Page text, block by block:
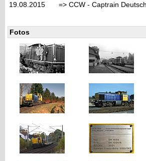
19.08.2015
=> CCW - Captrain
Fotos